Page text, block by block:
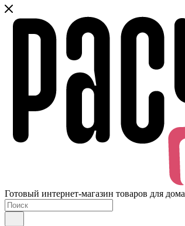
Готовый интернет-магазин товаров для дома